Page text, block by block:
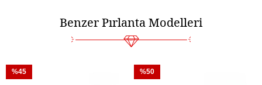
Benzer Pırlanta Modelleri
%45 %50